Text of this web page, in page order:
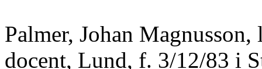
Palmer, Johan Magnusson,
docent, Lund, f. 3/12/83 i